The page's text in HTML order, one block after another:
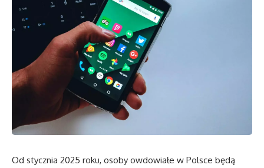
Od stycznia 2025 roku, osoby owdowiałe w Polsce będą